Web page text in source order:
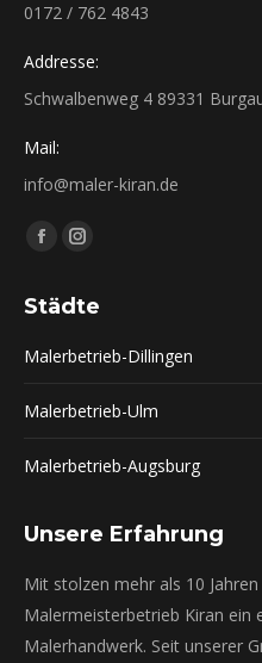
0172 / 762 4843
Addresse:
Schwalbenweg 4 89331
Mail:
info@maler-kiran.de
Finden Sie uns auf:
Facebook
opens
window
Instagram
opens
window
Städte
Malerbetrieb-Dillingen
Malerbetrieb-Ulm
Malerbetrieb-Augsburg
Unsere Erfahrung
Mit stolzen mehr als 10
Malermeisterbetrieb Kiran ein
Malerhandwerk. Seit unserer